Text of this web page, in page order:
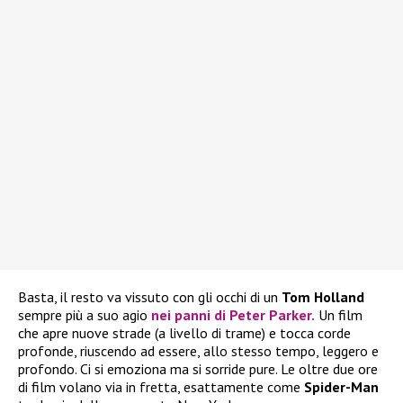
Basta, il resto va vissuto con gli occhi di un Tom Holland
sempre più a suo agio nei panni di Peter Parker. Un film
che apre nuove strade (a livello di trame) e tocca corde
profonde, riuscendo ad essere, allo stesso tempo, leggero e
profondo. Ci si emoziona ma si sorride pure. Le oltre due ore
di film volano via in fretta, esattamente come Spider-Man